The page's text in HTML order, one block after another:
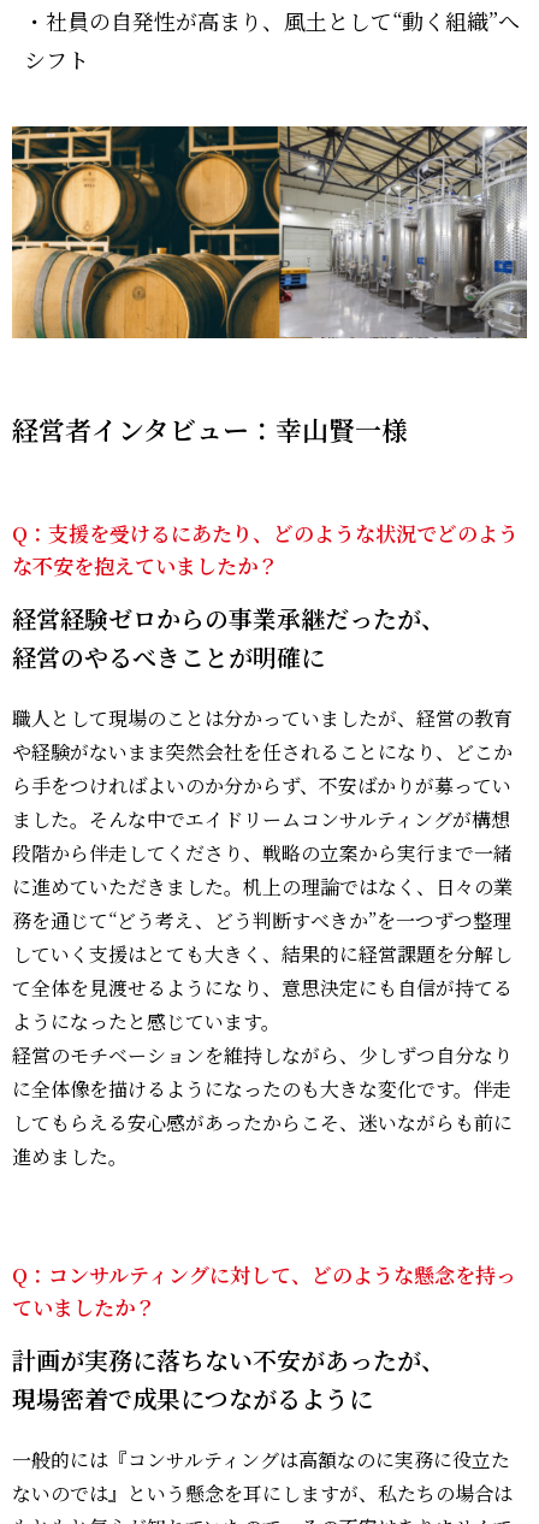
・社員の自発性が高まり、風土として“動く組織”へ
シフト
経営者インタビュー：幸山賢一様
Q：支援を受けるにあたり、どのような状況でどのよう
な不安を抱えていましたか？
経営経験ゼロからの事業承継だったが、
経営のやるべきことが明確に
職人として現場のことは分かっていましたが、経営の教育
や経験がないまま突然会社を任されることになり、どこか
ら手をつければよいのか分からず、不安ばかりが募ってい
ました。そんな中でエイドリームコンサルティングが構想
段階から伴走してくださり、戦略の立案から実行まで一緒
に進めていただきました。机上の理論ではなく、日々の業
務を通じて“どう考え、どう判断すべきか”を一つずつ整理
していく支援はとても大きく、結果的に経営課題を分解し
て全体を見渡せるようになり、意思決定にも自信が持てる
ようになったと感じています。
経営のモチベーションを維持しながら、少しずつ自分なり
に全体像を描けるようになったのも大きな変化です。伴走
してもらえる安心感があったからこそ、迷いながらも前に
進めました。
Q：コンサルティングに対して、どのような懸念を持っ
ていましたか？
計画が実務に落ちない不安があったが、
現場密着で成果につながるように
一般的には『コンサルティングは高額なのに実務に役立た
ないのでは』という懸念を耳にしますが、私たちの場合は